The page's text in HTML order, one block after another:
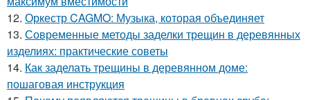
12. Оркестр CAGMO: Музыка, которая объединяет
13. Современные методы заделки трещин в деревянных
изделиях: практические советы
14. Как заделать трещины в деревянном доме:
пошаговая инструкция